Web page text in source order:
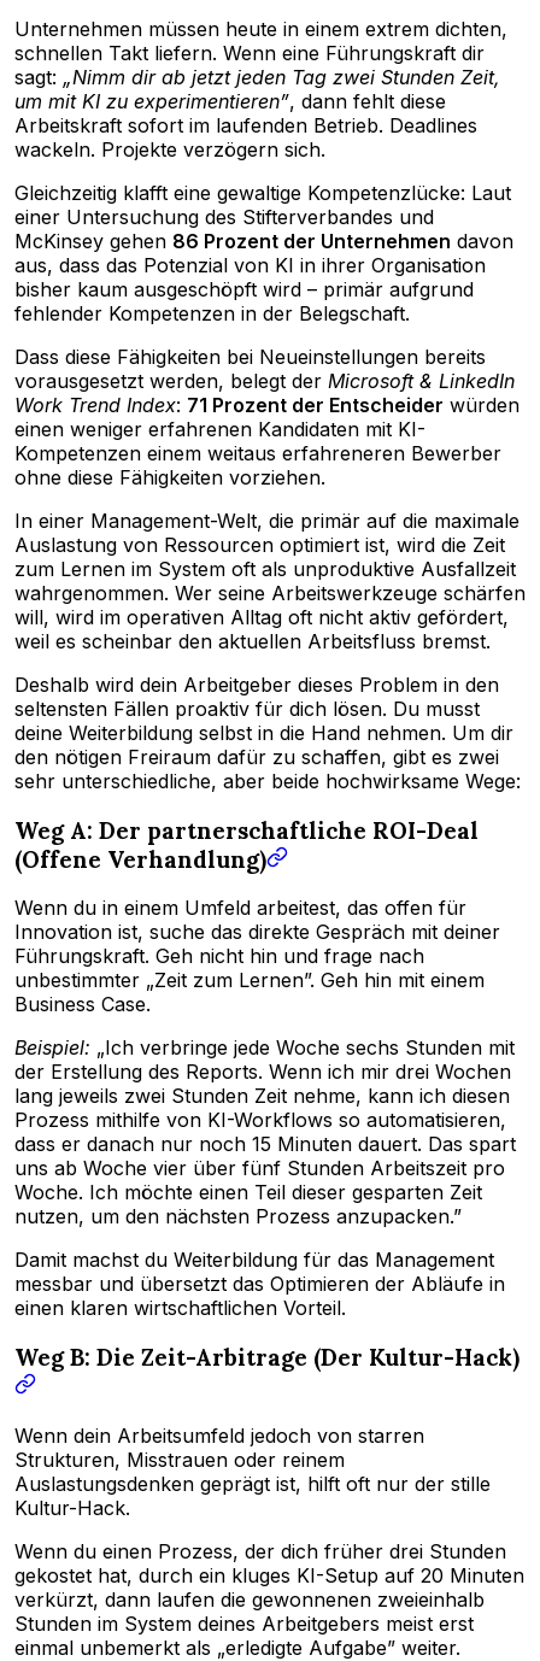
Unternehmen müssen heute in einem extrem dichten,
schnellen Takt liefern. Wenn eine Führungskraft dir
sagt: „Nimm dir ab jetzt jeden Tag zwei Stunden Zeit,
um mit KI zu experimentieren”, dann fehlt diese
Arbeitskraft sofort im laufenden Betrieb. Deadlines
wackeln. Projekte verzögern sich.
Gleichzeitig klafft eine gewaltige Kompetenzlücke: Laut
einer Untersuchung des Stifterverbandes und
McKinsey gehen 86 Prozent der Unternehmen davon
aus, dass das Potenzial von KI in ihrer Organisation
bisher kaum ausgeschöpft wird – primär aufgrund
fehlender Kompetenzen in der Belegschaft.
Dass diese Fähigkeiten bei Neueinstellungen bereits
vorausgesetzt werden, belegt der Microsoft & LinkedIn
Work Trend Index: 71 Prozent der Entscheider würden
einen weniger erfahrenen Kandidaten mit KI-
Kompetenzen einem weitaus erfahreneren Bewerber
ohne diese Fähigkeiten vorziehen.
In einer Management-Welt, die primär auf die maximale
Auslastung von Ressourcen optimiert ist, wird die Zeit
zum Lernen im System oft als unproduktive Ausfallzeit
wahrgenommen. Wer seine Arbeitswerkzeuge schärfen
will, wird im operativen Alltag oft nicht aktiv gefördert,
weil es scheinbar den aktuellen Arbeitsfluss bremst.
Deshalb wird dein Arbeitgeber dieses Problem in den
seltensten Fällen proaktiv für dich lösen. Du musst
deine Weiterbildung selbst in die Hand nehmen. Um dir
den nötigen Freiraum dafür zu schaffen, gibt es zwei
sehr unterschiedliche, aber beide hochwirksame Wege:
Weg A: Der partnerschaftliche ROI-Deal
(Offene Verhandlung)
Wenn du in einem Umfeld arbeitest, das offen für
Innovation ist, suche das direkte Gespräch mit deiner
Führungskraft. Geh nicht hin und frage nach
unbestimmter „Zeit zum Lernen”. Geh hin mit einem
Business Case.
Beispiel: „Ich verbringe jede Woche sechs Stunden mit
der Erstellung des Reports. Wenn ich mir drei Wochen
lang jeweils zwei Stunden Zeit nehme, kann ich diesen
Prozess mithilfe von KI-Workflows so automatisieren,
dass er danach nur noch 15 Minuten dauert. Das spart
uns ab Woche vier über fünf Stunden Arbeitszeit pro
Woche. Ich möchte einen Teil dieser gesparten Zeit
nutzen, um den nächsten Prozess anzupacken.”
Damit machst du Weiterbildung für das Management
messbar und übersetzt das Optimieren der Abläufe in
einen klaren wirtschaftlichen Vorteil.
Weg B: Die Zeit-Arbitrage (Der Kultur-Hack)
Wenn dein Arbeitsumfeld jedoch von starren
Strukturen, Misstrauen oder reinem
Auslastungsdenken geprägt ist, hilft oft nur der stille
Kultur-Hack.
Wenn du einen Prozess, der dich früher drei Stunden
gekostet hat, durch ein kluges KI-Setup auf 20 Minuten
verkürzt, dann laufen die gewonnenen zweieinhalb
Stunden im System deines Arbeitgebers meist erst
einmal unbemerkt als „erledigte Aufgabe” weiter.